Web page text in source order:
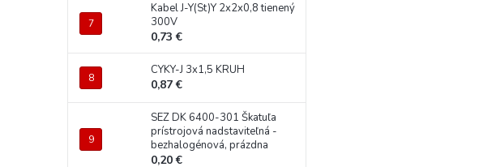
Kabel J-Y(St)Y 2x2x0,8 tienený
300V
0,73 €
CYKY-J 3x1,5 KRUH
0,87 €
SEZ DK 6400-301 Škatuľa
prístrojová nadstaviteľná -
bezhalogénová, prázdna
0,20 €